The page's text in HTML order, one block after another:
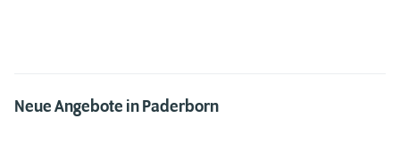
Neue Angebote in Paderborn